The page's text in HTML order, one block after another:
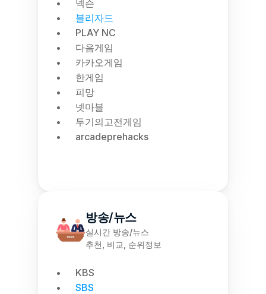
넥슨
블리자드
PLAY NC
다음게임
카카오게임
한게임
피망
넷마블
두기의고전게임
arcadeprehacks
방송/뉴스
실시간 방송/뉴스
추천, 비교, 순위정보
KBS
SBS